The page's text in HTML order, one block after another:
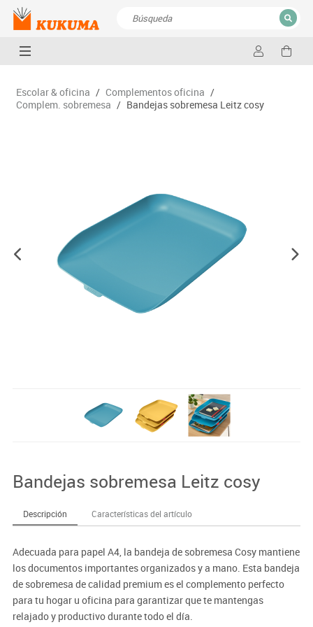
CERRAR
Escolar & oficina / Complementos oficina /
Complem. sobremesa / Bandejas sobremesa Leitz cosy
Bandejas sobremesa Leitz cosy
Descripción Características del artículo
Adecuada para papel A4, la bandeja de sobremesa Cosy mantiene
los documentos importantes organizados y a mano. Esta bandeja
de sobremesa de calidad premium es el complemento perfecto
para tu hogar u oficina para garantizar que te mantengas
relajado y productivo durante todo el día.